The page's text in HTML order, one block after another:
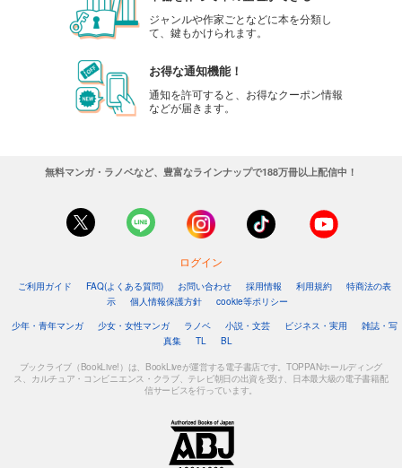
ジャンルや作家ごとなどに本を分類し
て、鍵もかけられます。
お得な通知機能！
通知を許可すると、お得なクーポン情報
などが届きます。
無料マンガ・ラノベなど、豊富なラインナップで188万冊以上配信中！
ログイン
ご利用ガイド FAQ(よくある質問) お問い合わせ 採用情報 利用規約
特商法の表
示
個人情報保護方針
cookie等ポリシー
少年・青年マンガ
少女・女性マンガ ラノベ 小説・文芸 ビジネス・実用
雑誌・写
真集
TL BL
ブックライブ（BookLive!）は、BookLiveが運営する電子書店です。TOPPANホールディング
ス、カルチュア・コンビニエンス・クラブ、テレビ朝日の出資を受け、日本最大級の電子書籍配
信サービスを行っています。